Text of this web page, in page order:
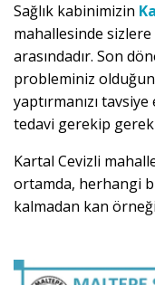
Sağlık kabinimizin
mahallesinde
arasındadır. Son
probleminiz
yaptırmanızı
tedavi gerekip
Kartal Cevizli
ortamda, herhangi
kalmadan kan